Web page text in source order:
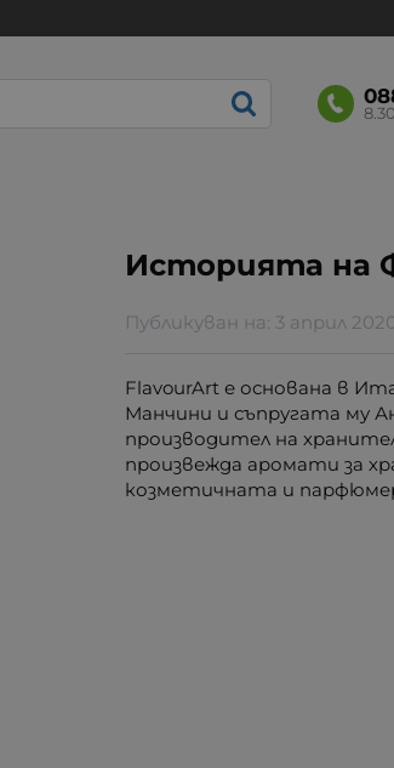
Историята на
Публикуван на: 3 април
FlavourArt е основана в
Манчини и съпругата му
производител на
произвежда аромати за
козметичната и